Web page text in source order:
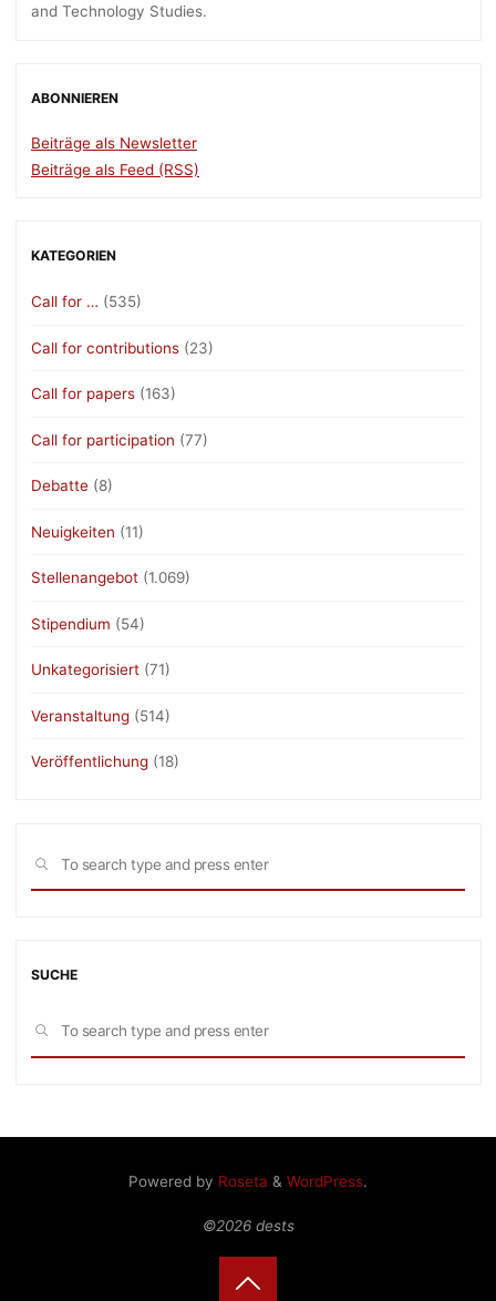
and Technology Studies.
ABONNIEREN
Beiträge als Newsletter
Beiträge als Feed (RSS)
KATEGORIEN
Call for … (535)
Call for contributions (23)
Call for papers (163)
Call for participation (77)
Debatte (8)
Neuigkeiten (11)
Stellenangebot (1.069)
Stipendium (54)
Unkategorisiert (71)
Veranstaltung (514)
Veröffentlichung (18)
SEARCH
SUCHE
SEARCH
Powered by Roseta & WordPress.
©2026 dests